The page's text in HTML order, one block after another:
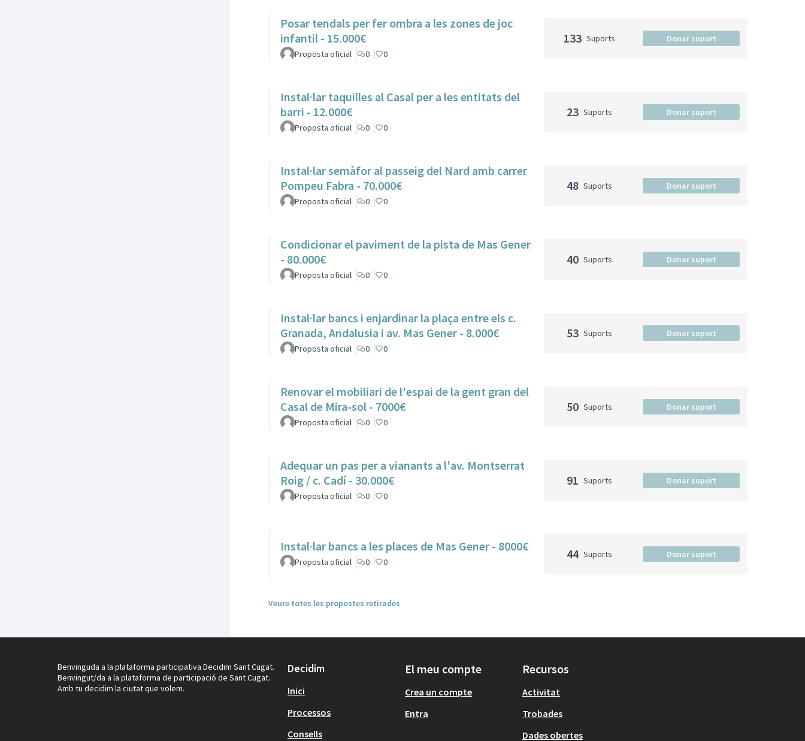
Posar tendals per fer ombra a les zones de joc
infantil - 15.000€
Proposta oficial 0 0
133 Suports Donar suport
Instal·lar taquilles al Casal per a les entitats del
barri - 12.000€
Proposta oficial 0 0
23 Suports Donar suport
Instal·lar semàfor al passeig del Nard amb carrer
Pompeu Fabra - 70.000€
Proposta oficial 0 0
48 Suports Donar suport
Condicionar el paviment de la pista de Mas Gener
- 80.000€
Proposta oficial 0 0
40 Suports Donar suport
Instal·lar bancs i enjardinar la plaça entre els c.
Granada, Andalusia i av. Mas Gener - 8.000€
Proposta oficial 0 0
53 Suports Donar suport
Renovar el mobiliari de l'espai de la gent gran del
Casal de Mira-sol - 7000€
Proposta oficial 0 0
50 Suports Donar suport
Adequar un pas per a vianants a l'av. Montserrat
Roig / c. Cadí - 30.000€
Proposta oficial 0 0
91 Suports Donar suport
Instal·lar bancs a les places de Mas Gener - 8000€
Proposta oficial 0 0
44 Suports Donar suport
Veure totes les propostes retirades
Benvinguda a la plataforma participativa Decidim Sant Cugat.
Benvingut/da a la plataforma de participació de Sant Cugat.
Amb tu decidim la ciutat que volem.
Decidim
Inici
Processos
Consells
El meu compte
Crea un compte
Entra
Recursos
Activitat
Trobades
Dades obertes